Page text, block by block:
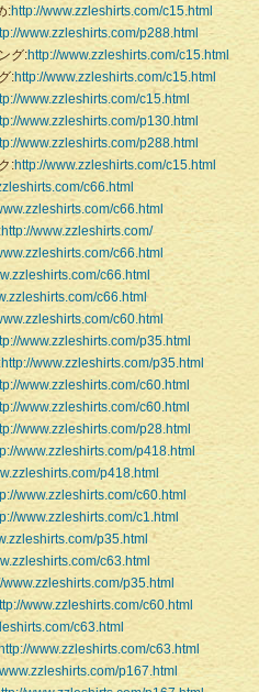
:http://www.zzleshirts.com/c15.html
www.zzleshirts.com/p288.html
グ:http://www.zzleshirts.com/c15.html
:http://www.zzleshirts.com/c15.html
www.zzleshirts.com/c15.html
www.zzleshirts.com/p130.html
www.zzleshirts.com/p288.html
:http://www.zzleshirts.com/c15.html
c66.html
c66.html
http://www.zzleshirts.com/
c66.html
c66.html
c66.html
c60.html
www.zzleshirts.com/p35.html
http://www.zzleshirts.com/p35.html
www.zzleshirts.com/c60.html
www.zzleshirts.com/c60.html
www.zzleshirts.com/p28.html
www.zzleshirts.com/p418.html
p418.html
www.zzleshirts.com/c60.html
www.zzleshirts.com/c1.html
p35.html
c63.html
www.zzleshirts.com/p35.html
www.zzleshirts.com/c60.html
c63.html
http://www.zzleshirts.com/c63.html
p167.html